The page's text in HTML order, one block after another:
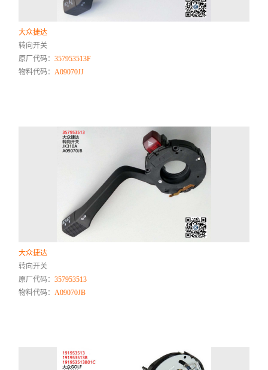
大众捷达
转向开关
原厂代码：357953513F
物料代码： A09070JJ
大众捷达
转向开关
原厂代码：357953513
物料代码： A09070JB